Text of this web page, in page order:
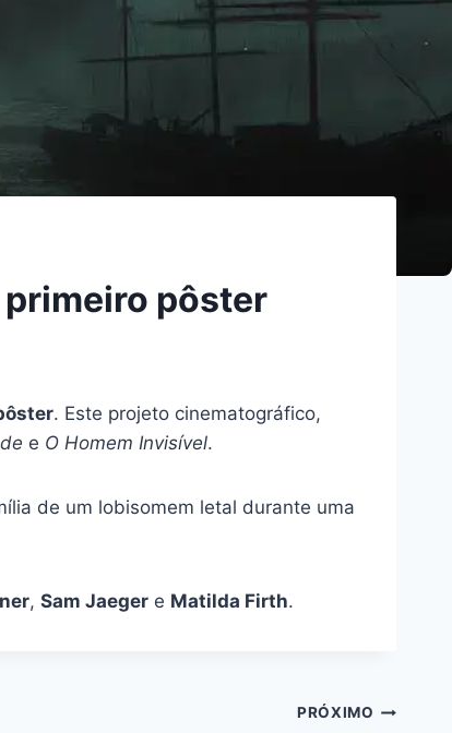
primeiro pôster
. Este projeto cinematográfico,
e O Homem Invisível.
de um lobisomem letal durante uma
, Sam Jaeger e Matilda Firth.
PRÓXIMO